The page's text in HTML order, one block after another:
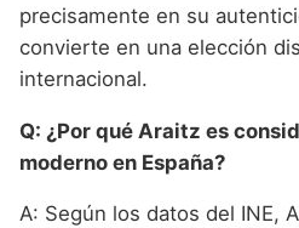
precisamente en su
convierte en una elección
internacional.
Q: ¿Por qué Araitz es
moderno en España?
A: Según los datos del INE,